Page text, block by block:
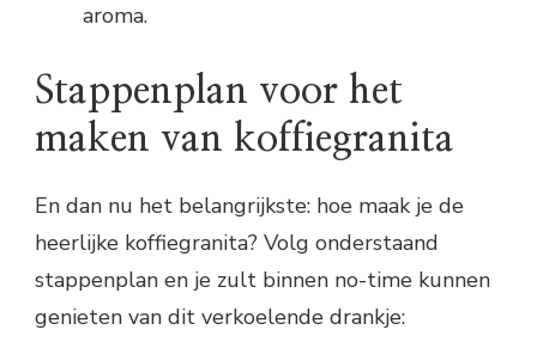
aroma.
Stappenplan voor het
maken van koffiegranita
En dan nu het belangrijkste: hoe maak je de
heerlijke koffiegranita? Volg onderstaand
stappenplan en je zult binnen no-time kunnen
genieten van dit verkoelende drankje: